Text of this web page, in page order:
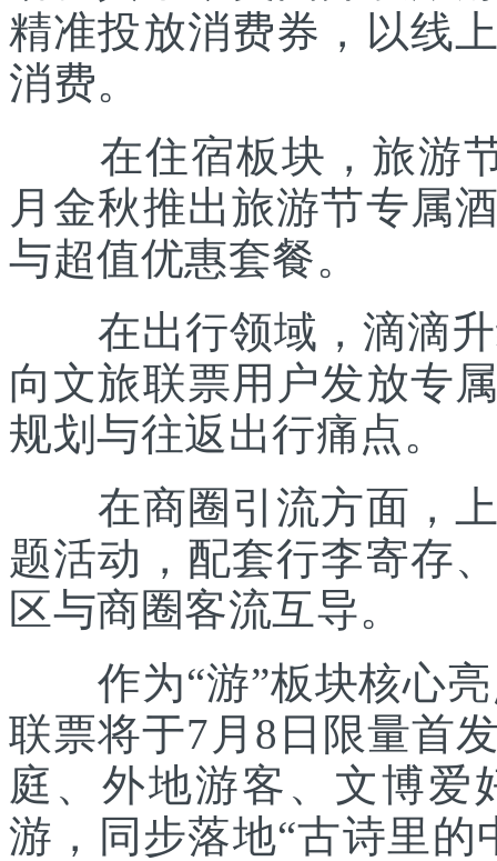
精准投放消费券，以线
消费。
在住宿板块，旅游节
月金秋推出旅游节专属
与超值优惠套餐。
在出行领域，滴滴升
向文旅联票用户发放专
规划与往返出行痛点。
在商圈引流方面，上
题活动，配套行李寄存
区与商圈客流互导。
作为“游”板块核心亮
联票将于7月8日限量首
庭、外地游客、文博爱
游，同步落地“古诗里